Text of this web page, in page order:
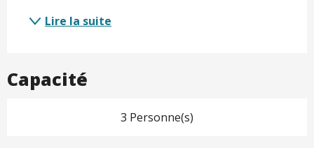
Lire la suite
Capacité
3 Personne(s)